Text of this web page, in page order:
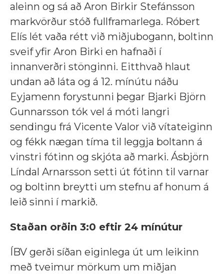
aleinn og sá að Aron Birkir Stefánsson
markvörður stóð fullframarlega. Róbert
Elís lét vaða rétt við miðjubogann, boltinn
sveif yfir Aron Birki en hafnaði í
innanverðri stönginni. Eitthvað hlaut
undan að láta og á 12. mínútu náðu
Eyjamenn forystunni þegar Bjarki Björn
Gunnarsson tók vel á móti langri
sendingu frá Vicente Valor við vítateiginn
og fékk nægan tíma til leggja boltann á
vinstri fótinn og skjóta að marki. Ásbjörn
Líndal Arnarsson setti út fótinn til varnar
og boltinn breytti um stefnu af honum á
leið sinni í markið.
Staðan orðin 3:0 eftir 24 mínútur
ÍBV gerði síðan eiginlega út um leikinn
með tveimur mörkum um miðjan